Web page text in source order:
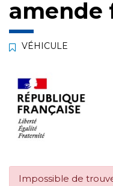
amende
VÉHICULE
Impossible de